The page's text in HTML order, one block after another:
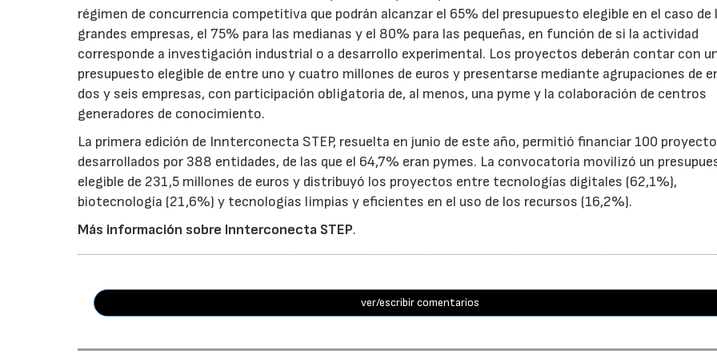
régimen de concurrencia competitiva que podrán alcanzar el 65% del presupuesto elegible en el caso de
grandes empresas, el 75% para las medianas y el 80% para las pequeñas, en función de si la actividad
corresponde a investigación industrial o a desarrollo experimental. Los proyectos deberán contar con
presupuesto elegible de entre uno y cuatro millones de euros y presentarse mediante agrupaciones de
dos y seis empresas, con participación obligatoria de, al menos, una pyme y la colaboración de centros
generadores de conocimiento.
La primera edición de Innterconecta STEP, resuelta en junio de este año, permitió financiar 100
desarrollados por 388 entidades, de las que el 64,7% eran pymes. La convocatoria movilizó un
elegible de 231,5 millones de euros y distribuyó los proyectos entre tecnologías digitales (62,1%),
biotecnología (21,6%) y tecnologías limpias y eficientes en el uso de los recursos (16,2%).
Más información sobre Innterconecta STEP.
ver/escribir comentarios